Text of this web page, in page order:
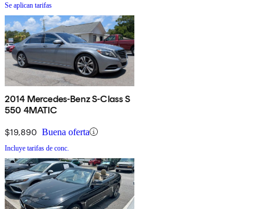
Se aplican tarifas
2014 Mercedes-Benz S-Class S
550 4MATIC
$19,890 Buena oferta
Incluye tarifas de conc.